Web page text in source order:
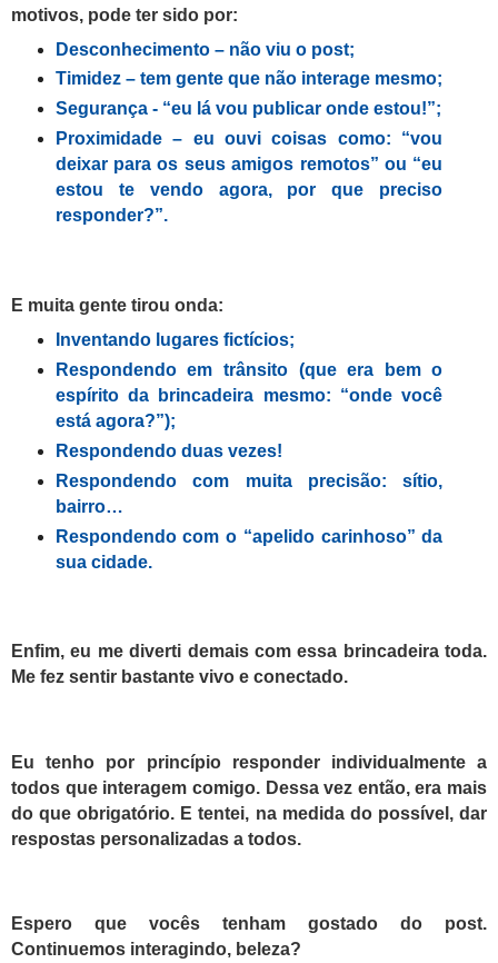
motivos, pode ter sido por:
Desconhecimento – não viu o post;
Timidez – tem gente que não interage mesmo;
Segurança - “eu lá vou publicar onde estou!”;
Proximidade – eu ouvi coisas como: “vou
deixar para os seus amigos remotos” ou “eu
estou te vendo agora, por que preciso
responder?”.
E muita gente tirou onda:
Inventando lugares fictícios;
Respondendo em trânsito (que era bem o
espírito da brincadeira mesmo: “onde você
está agora?”);
Respondendo duas vezes!
Respondendo com muita precisão: sítio,
bairro…
Respondendo com o “apelido carinhoso” da
sua cidade.
Enfim, eu me diverti demais com essa brincadeira toda.
Me fez sentir bastante vivo e conectado.
Eu tenho por princípio responder individualmente a
todos que interagem comigo. Dessa vez então, era mais
do que obrigatório. E tentei, na medida do possível, dar
respostas personalizadas a todos.
Espero que vocês tenham gostado do post.
Continuemos interagindo, beleza?